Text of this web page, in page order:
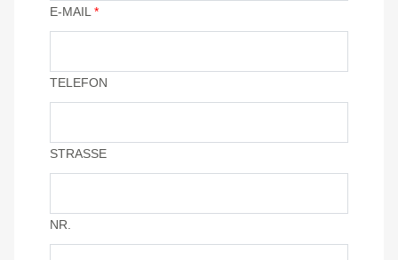
E-MAIL *
TELEFON
STRASSE
NR.